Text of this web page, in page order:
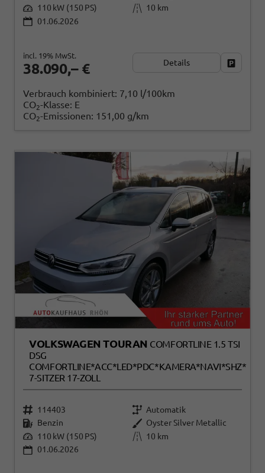
110 kW (150 PS)
10 km
01.06.2026
38.090,– €
incl. 19% MwSt.
Details
Verbrauch kombiniert: 7,10 l/100km
CO2-Klasse: E
CO2-Emissionen: 151,00 g/km
VOLKSWAGEN TOURAN COMFORTLINE 1.5 TSI
DSG
COMFORTLINE*ACC*LED*PDC*KAMERA*NAVI*SHZ*
7-SITZER 17-ZOLL
114403
Automatik
Benzin
Oyster Silver Metallic
110 kW (150 PS)
10 km
01.06.2026